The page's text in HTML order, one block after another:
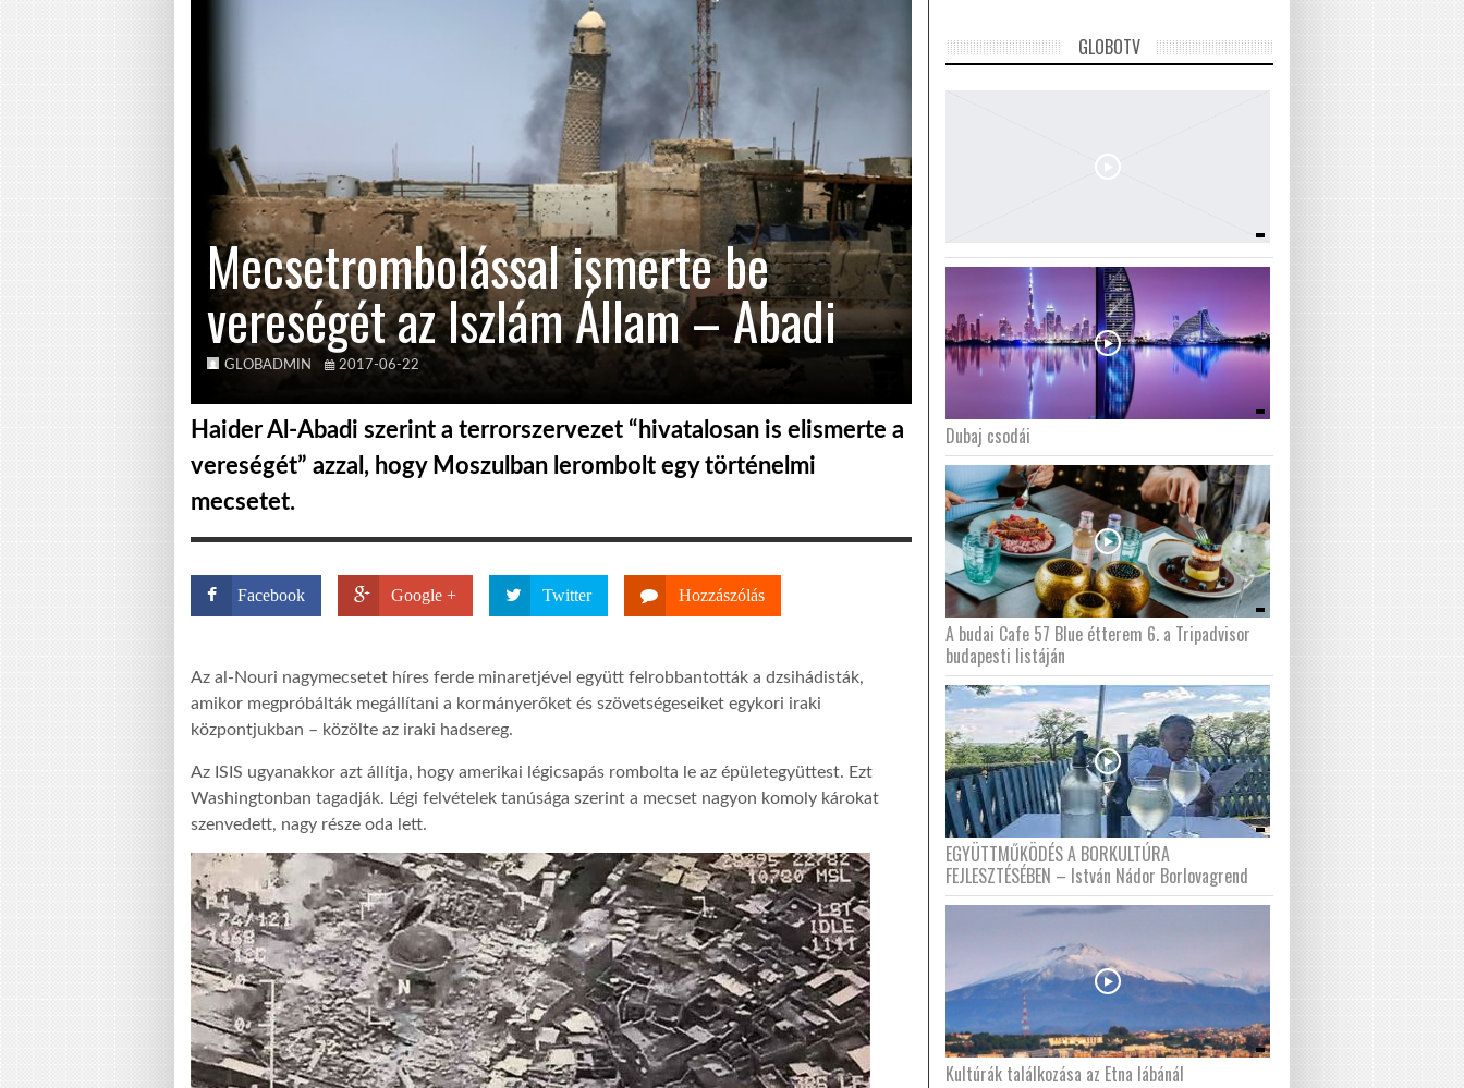
Mecsetrombolással ismerte be
vereségét az Iszlám Állam – Abadi
GLOBADMIN 2017-06-22
Haider Al-Abadi szerint a terrorszervezet “hivatalosan is elismerte a
vereségét” azzal, hogy Moszulban lerombolt egy történelmi
mecsetet.
Facebook Google + Twitter Hozzászólás
Az al-Nouri nagymecsetet híres ferde minaretjével együtt felrobbantották a dzsihádisták,
amikor megpróbálták megállítani a kormányerőket és szövetségeseiket egykori iraki
központjukban – közölte az iraki hadsereg.
Az ISIS ugyanakkor azt állítja, hogy amerikai légicsapás rombolta le az épületegyüttest. Ezt
Washingtonban tagadják. Légi felvételek tanúsága szerint a mecset nagyon komoly károkat
szenvedett, nagy része oda lett.
GLOBOTV
Dubaj csodái
A budai Cafe 57 Blue étterem 6. a Tripadvisor
budapesti listáján
EGYÜTTMŰKÖDÉS A BORKULTÚRA
FEJLESZTÉSÉBEN – István Nádor Borlovagrend
Kultúrák találkozása az Etna lábánál